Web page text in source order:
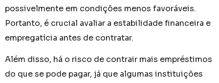
possivelmente em condições menos favoráveis.
Portanto, é crucial avaliar a estabilidade financeira e
empregatícia antes de contratar.
Além disso, há o risco de contrair mais empréstimos
do que se pode pagar, já que algumas instituições